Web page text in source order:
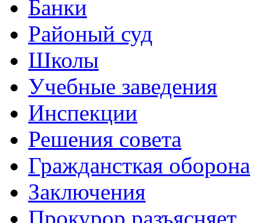
Банки
Районый суд
Школы
Учебные заведения
Инспекции
Решения совета
Граждансткая оборона
Заключения